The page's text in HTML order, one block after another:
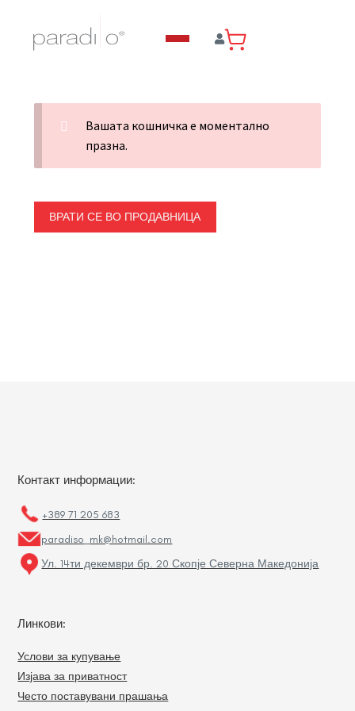
Вашата кошничка е моментално
празна.
ВРАТИ СЕ ВО ПРОДАВНИЦА
Контакт информации:
+389 71 205 683
paradiso_mk@hotmail.com
Ул. 14ти декември бр. 20 Скопје Северна Македонија
Линкови:
Услови за купување
Изјава за приватност
Често поставувани прашања